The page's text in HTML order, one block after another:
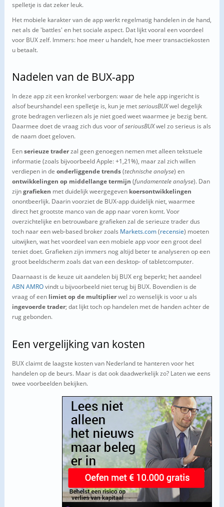
spelletje is dat zeker leuk.
Het mobiele karakter van de app werkt regelmatig handelen in de hand,
net als de 'battles' en het sociale aspect. Dat lijkt vooral een voordeel
voor BUX zelf. Immers: hoe meer u handelt, hoe meer transactiekosten
u betaalt.
Nadelen van de BUX-app
In deze app zit een kronkel verborgen: waar de hele app ingericht is
alsof beurshandel een spelletje is, kun je metseriousBUXwel degelijk
grote bedragen verliezen als je niet goed weet waarmee je bezig bent.
Daarmee doet de vraag zich dus voor ofseriousBUXwel zo serieus is als
de naam doet geloven.
Eenserieuze traderzal geen genoegen nemen met alleen tekstuele
informatie (zoals bijvoorbeeld Apple: +1,21%), maar zal zich willen
verdiepen in de onderliggende trends(technische analyse) en
ontwikkelingen op middellange termijn (fundamentele analyse). Dan
zijngrafieken met duidelijk weergegeven koersontwikkelingen
onontbeerlijk. Daarin voorziet de BUX-app duidelijk niet, waarmee
direct het grootste manco van de app naar voren komt. Voor
overzichtelijke en betrouwbare grafieken zal de serieuze trader dus
toch naar een web-based broker zoals Markets.com(recensie) moeten
uitwijken, wat het voordeel van een mobiele app voor een groot deel
teniet doet. Grafieken zijn immers nog altijd beter te analyseren op een
groot beeldscherm zoals dat van een desktop- of tabletcomputer.
Daarnaast is de keuze uit aandelen bij BUX erg beperkt; het aandeel
ABN AMROvindt u bijvoorbeeld niet terug bij BUX. Bovendien is de
vraag of een limiet op de multiplierwel zo wenselijk is voor u als
ingevoerde trader; dat lijkt toch op handelen met de handen achter de
rug gebonden.
Een vergelijking van kosten
BUX claimt de laagste kosten van Nederland te hanteren voor het
handelen op de beurs. Maar is dat ook daadwerkelijk zo? Laten we eens
twee voorbeelden bekijken.